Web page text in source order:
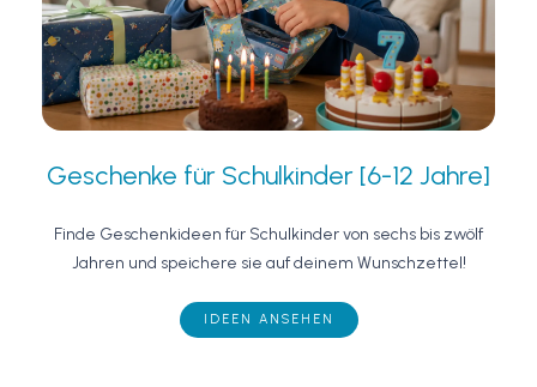
Geschenke für Schulkinder [6-12 Jahre]
Finde Geschenkideen für Schulkinder von sechs bis zwölf
Jahren und speichere sie auf deinem Wunschzettel!
IDEEN ANSEHEN